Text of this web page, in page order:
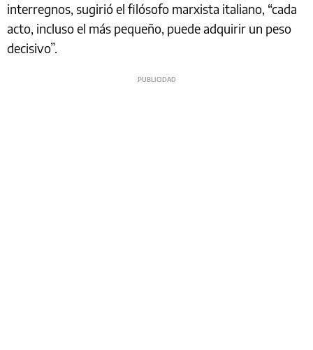
interregnos, sugirió el filósofo marxista italiano, “cada
acto, incluso el más pequeño, puede adquirir un peso
decisivo”.